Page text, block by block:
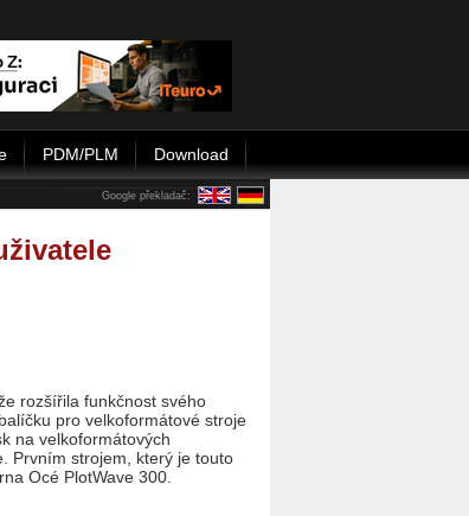
PDM/PLM Download
Google překladač:
rozšířila funkčnost svého
pro velkoformátové stroje
na velkoformátových
Prvním strojem, který je touto
Océ PlotWave 300.